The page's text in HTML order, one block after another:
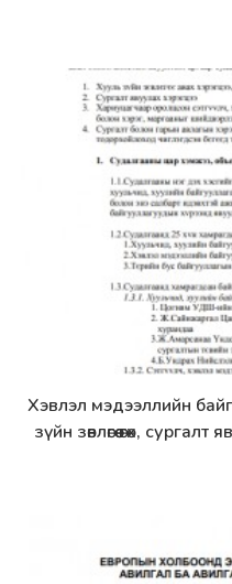
Дэлгэрэнгүй
Хэвлэл мэдээллийн
зүйн зөвлөгөө өгөх,